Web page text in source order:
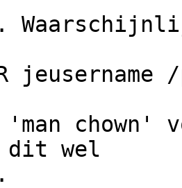
chown'
dit wel